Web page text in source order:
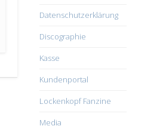
Datenschutzerklärung
Discographie
Kasse
Kundenportal
Lockenkopf Fanzine
Media